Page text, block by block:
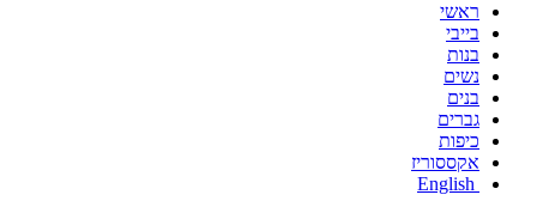
ראשי
בייבי
בנות
נשים
בנים
גברים
כיפות
אקססוריז
English